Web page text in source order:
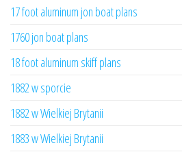
17 foot aluminum jon boat plans
1760 jon boat plans
18 foot aluminum skiff plans
1882 w sporcie
1882 w Wielkiej Brytanii
1883 w Wielkiej Brytanii